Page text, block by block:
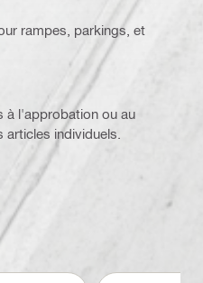
rampes, parkings, et
à l'approbation ou au
individuels.